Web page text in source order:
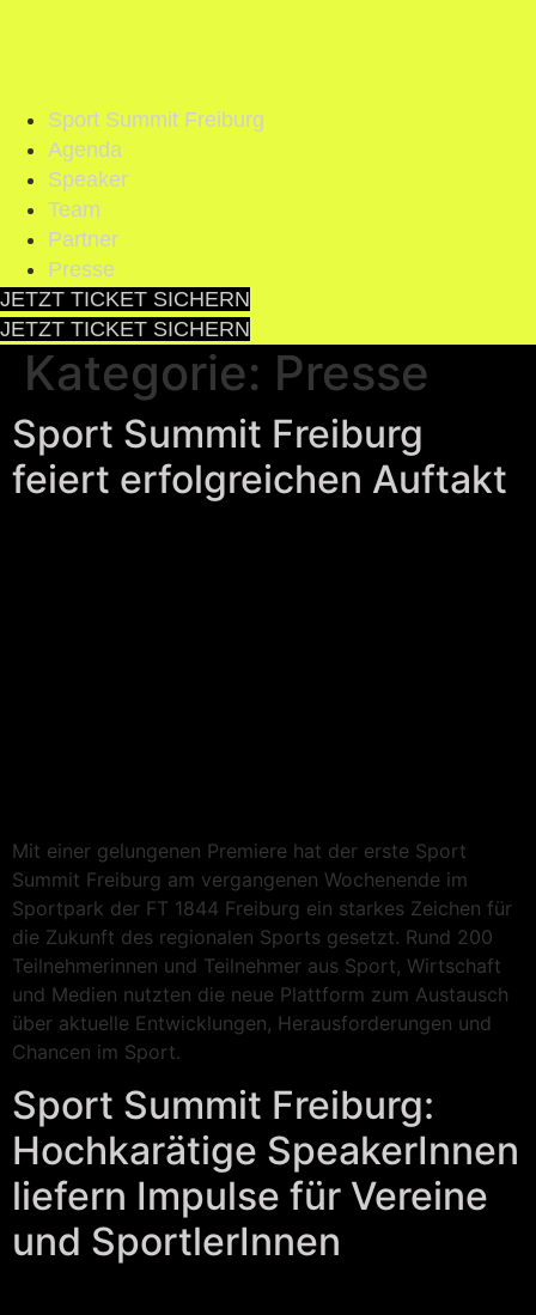
Sport Summit Freiburg
Agenda
Speaker
Team
Partner
Presse
JETZT TICKET SICHERN
JETZT TICKET SICHERN
Kategorie: Presse
Sport Summit Freiburg
feiert erfolgreichen Auftakt
Mit einer gelungenen Premiere hat der erste Sport
Summit Freiburg am vergangenen Wochenende im
Sportpark der FT 1844 Freiburg ein starkes Zeichen für
die Zukunft des regionalen Sports gesetzt. Rund 200
Teilnehmerinnen und Teilnehmer aus Sport, Wirtschaft
und Medien nutzten die neue Plattform zum Austausch
über aktuelle Entwicklungen, Herausforderungen und
Chancen im Sport.
Sport Summit Freiburg:
Hochkarätige SpeakerInnen
liefern Impulse für Vereine
und SportlerInnen